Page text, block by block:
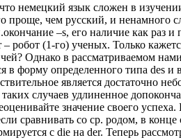
немецкий язык сложен в
проще, чем русский, и ненамного
–s, его наличие как
– робот (1-го) ученых. Только
Однако в рассматриваемом
в форму определенного типа des
является достаточно
случаев удлиненное
значение своего
сравнивать со ср. родом, в
с die на der. Теперь